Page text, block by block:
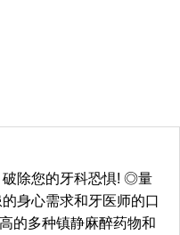
破除您的牙科恐惧! ◎量
身心需求和牙医师的口
的多种镇静麻醉药物和